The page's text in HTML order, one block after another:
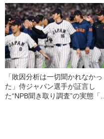
「敗因分析は一切聞かれなかっ
た」侍ジャパン選手が証言し
た“NPB聞き取り調査”の実態「選